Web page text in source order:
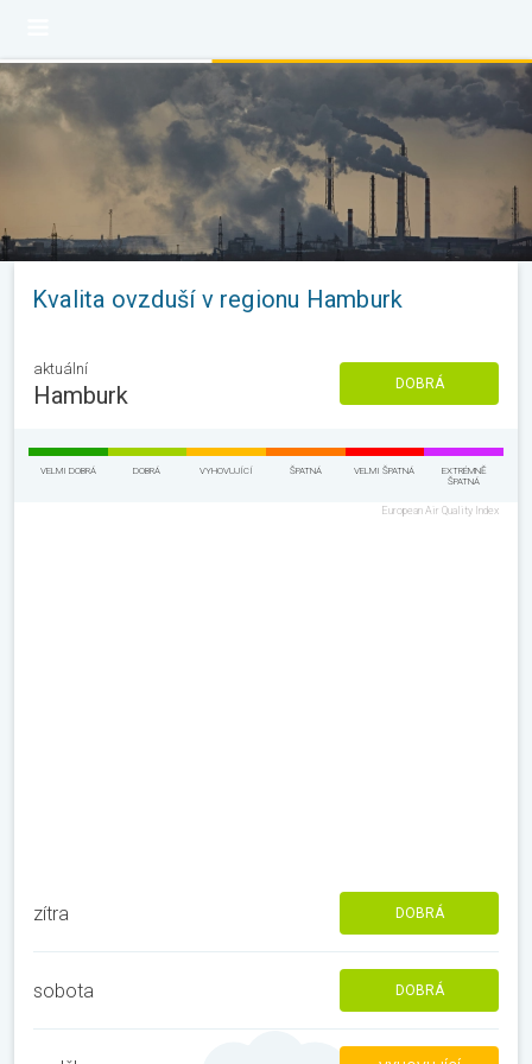
Kvalita ovzduší v regionu Hamburk
aktuální
Hamburk DOBRÁ
VELMI DOBRÁ DOBRÁ VYHOVUJÍCÍ ŠPATNÁ VELMI ŠPATNÁ
EXTRÉMNĚ
ŠPATNÁ
European Air Quality Index
zítra DOBRÁ
sobota DOBRÁ